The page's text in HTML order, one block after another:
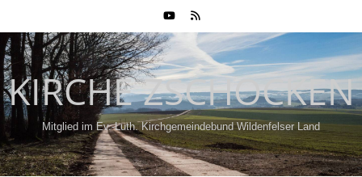
KIRCHE ZSCHOCKEN
Mitglied im Ev.-Luth. Kirchgemeindebund Wildenfelser Land